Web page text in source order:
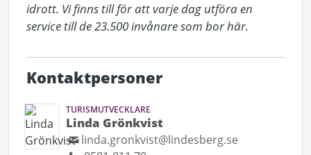
idrott. Vi finns till för att varje dag utföra en
service till de 23.500 invånare som bor här.
Kontaktpersoner
TURISMUTVECKLARE
Linda Grönkvist
linda.gronkvist@lindesberg.se